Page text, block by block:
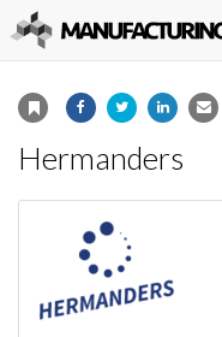
Hermanders